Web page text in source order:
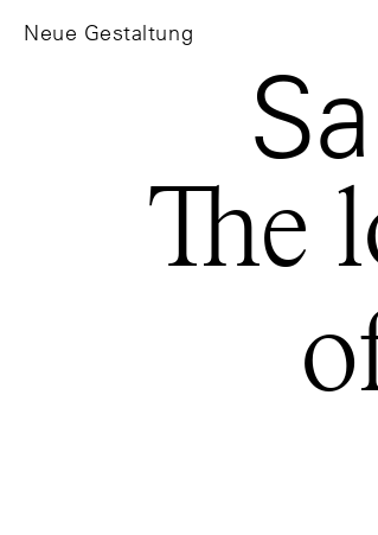
Neue Gestaltung
The